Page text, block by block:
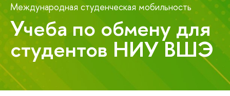
Международная студенческая мобильность
Учеба по обмену для
студентов НИУ ВШЭ